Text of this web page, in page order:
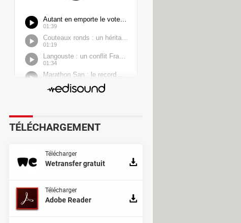
TÉLÉCHARGEMENT
Télécharger
Wetransfer gratuit
Télécharger
Adobe Reader